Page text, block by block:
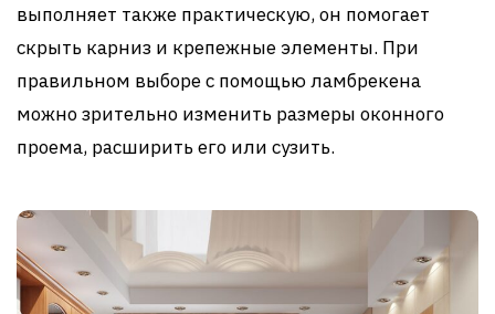
выполняет также практическую, он помогает
скрыть карниз и крепежные элементы. При
правильном выборе с помощью ламбрекена
можно зрительно изменить размеры оконного
проема, расширить его или сузить.